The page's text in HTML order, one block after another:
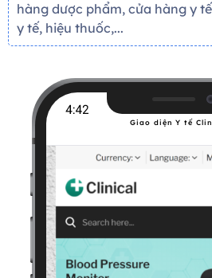
hàng dược phẩm, cửa hàng y
y tế, hiệu thuốc,...
Giao diện Y tế